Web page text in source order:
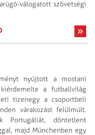
válogatott szövetségi
nyújtott a mostani
kiérdemelte a futballvilág
tizenegy a csoportbeli
várakozást felülmúlt.
Portugáliát, döntetlent
majd Münchenben egy